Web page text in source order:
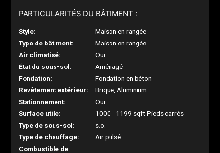
PARTICULARITÉS DU BÂTIMENT :
Style:
Maison en rangée
Type de bâtiment:
Maison en rangée
Air climatisé:
Oui
État du sous-sol:
Aménagé
Fondation:
Fondation en béton
Revêtement extérieur:
Brique, Aluminium
Stationnement:
Oui
Surface utile:
1000 - 1199 sqft Pieds carrés
Type de sous-sol:
s.o.
Type de chauffage:
Air pulsé
Combustible de